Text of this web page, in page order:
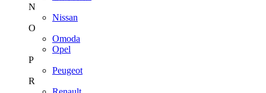
N
Nissan
O
Omoda
Opel
P
Peugeot
R